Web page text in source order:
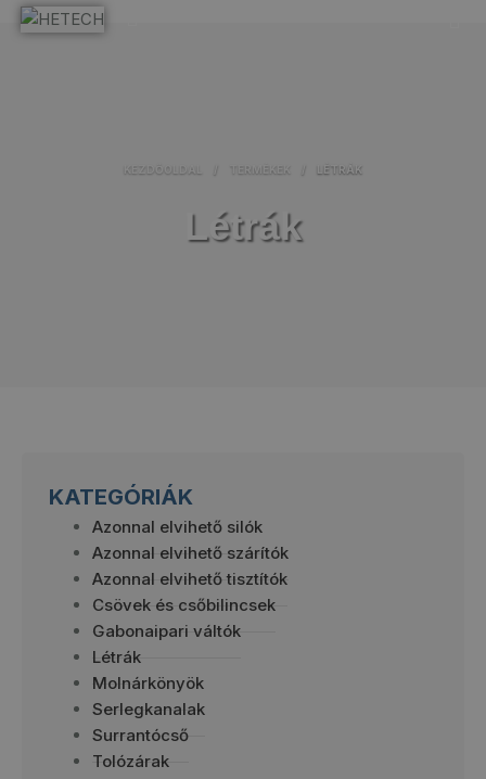
KEZDŐOLDAL / TERMÉKEK / LÉTRÁK
Létrák
KATEGÓRIÁK
Azonnal elvihető silók
Azonnal elvihető szárítók
Azonnal elvihető tisztítók
Csövek és csőbilincsek
Gabonaipari váltók
Létrák
Molnárkönyök
Serlegkanalak
Surrantócső
Tolózárak